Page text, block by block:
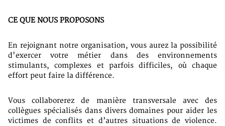
CE QUE NOUS PROPOSONS
En rejoignant notre organisation, vous aurez la possibilité
d'exercer votre métier dans des environnements
stimulants, complexes et parfois difficiles, où chaque
effort peut faire la différence.
Vous collaborerez de manière transversale avec des
collègues spécialisés dans divers domaines pour aider les
victimes de conflits et d’autres situations de violence.